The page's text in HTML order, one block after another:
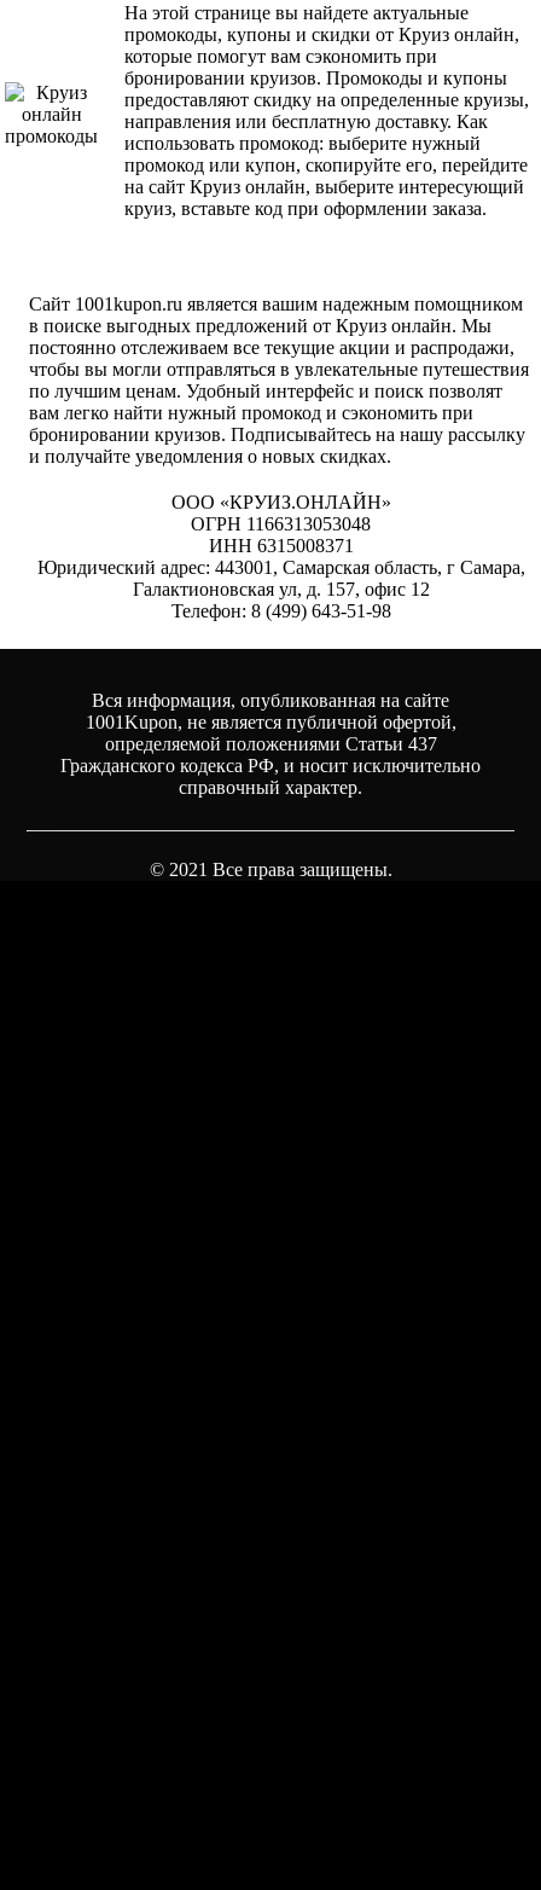
На этой странице вы найдете актуальные
промокоды, купоны и скидки от Круиз онлайн,
которые помогут вам сэкономить при
бронировании круизов. Промокоды и купоны
предоставляют скидку на определенные круизы,
направления или бесплатную доставку. Как
использовать промокод: выберите нужный
промокод или купон, скопируйте его, перейдите
на сайт Круиз онлайн, выберите интересующий
круиз, вставьте код при оформлении заказа.
Сайт 1001kupon.ru является вашим надежным помощником
в поиске выгодных предложений от Круиз онлайн. Мы
постоянно отслеживаем все текущие акции и распродажи,
чтобы вы могли отправляться в увлекательные путешествия
по лучшим ценам. Удобный интерфейс и поиск позволят
вам легко найти нужный промокод и сэкономить при
бронировании круизов. Подписывайтесь на нашу рассылку
и получайте уведомления о новых скидках.
ООО «КРУИЗ.ОНЛАЙН»
ОГРН 1166313053048
ИНН 6315008371
Юридический адрес: 443001, Самарская область, г Самара,
Галактионовская ул, д. 157, офис 12
Телефон: 8 (499) 643-51-98
Вся информация, опубликованная на сайте
1001Kupon, не является публичной офертой,
определяемой положениями Статьи 437
Гражданского кодекса РФ, и носит исключительно
справочный характер.
© 2021 Все права защищены.